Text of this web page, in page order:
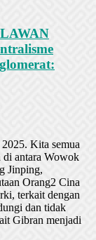
Kita semua
di antara Wowok
Jinping,
Orang2 Cina
terkait dengan
dan tidak
Gibran menjadi